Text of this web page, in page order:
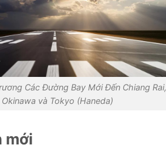
Các Đường Bay Mới Đến Chiang Rai,
Okinawa và Tokyo (Haneda)
mới